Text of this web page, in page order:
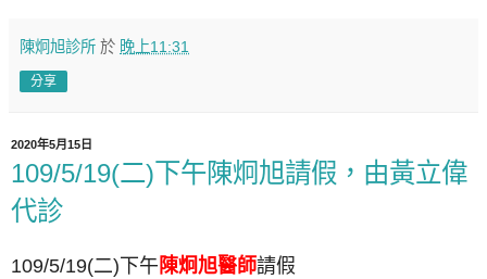
陳炯旭診所 於 晚上11:31
分享
2020年5月15日
109/5/19(二)下午陳炯旭請假，由黃立偉
代診
109/5/19(二)下午 陳炯旭醫師請假